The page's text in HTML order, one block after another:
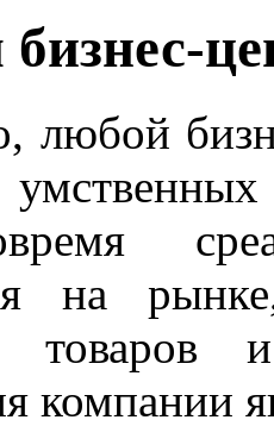
любой
на
компании